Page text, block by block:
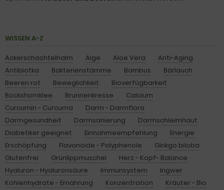
WISSEN A-Z
Ackerschachtelhalm Alge Aloe Vera
Anti-Aging
Antibiotka
Bakterienstämme Bambus
Bärlauch
Beeren rot
Beweglichkeit
Bioverfügbarkeit
Bockshornklee
Brunnenkresse
Calcium
Curcumin - Curcuma
Darm - Darmflora
Darmgesundheit
Darmsanierung
Darmschleimhaut
Diabetiker geeignet
Einnahmeempfehlung
Energie
Erschöpfung
Flavonoide - Polyphenole
Ginkgo biloba
Glutenfrei
Grünlippmuschel
Herz - Kopf- Balance
Hyaluron - Hyaluronsäure
Immunsystem
Ingwer
Kohlenhydrate - Ernährung
Konzentration
Kräuter - Bio